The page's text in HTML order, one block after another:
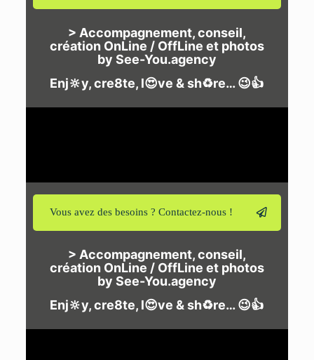
> Accompagnement, conseil,
création OnLine / OffLine et photos
by See-You.agency
Enj🔆y, cre8te, l😍ve & sh♻️re… 😉👍
Vous avez des besoins ? Contactez-nous !
> Accompagnement, conseil,
création OnLine / OffLine et photos
by See-You.agency
Enj🔆y, cre8te, l😍ve & sh♻️re… 😉👍